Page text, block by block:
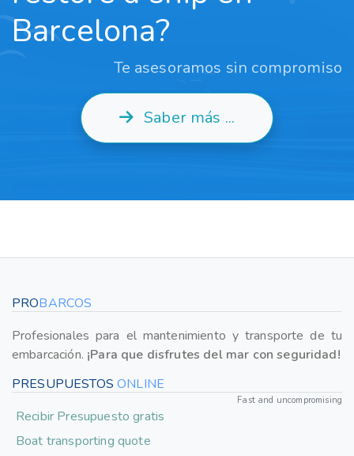
Barcelona?
Te asesoramos sin compromiso
Saber más ...
PROBARCOS
Profesionales para el mantenimiento y transporte de tu
embarcación. ¡Para que disfrutes del mar con seguridad!
PRESUPUESTOSONLINE
Fast and uncompromising
Recibir Presupuesto gratis
Boat transporting quote